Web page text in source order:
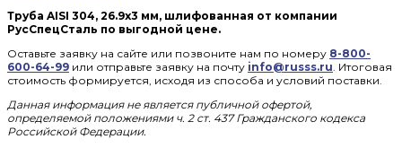
Труба AISI 304, 26.9х3 мм, шлифованная от компании
РусСпецСталь по выгодной цене.
Оставьте заявку на сайте или позвоните нам по номеру 8-800-
600-64-99 или отправьте заявку на почту info@russs.ru. Итоговая
стоимость формируется, исходя из способа и условий поставки.
Данная информация не является публичной офертой,
определяемой положениями ч. 2 ст. 437 Гражданского кодекса
Российской Федерации.